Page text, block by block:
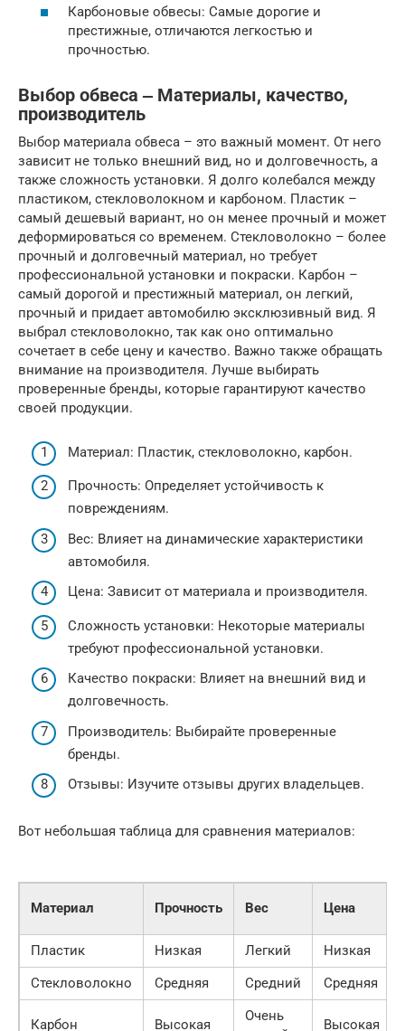
Карбоновые обвесы: Самые дорогие и
престижные, отличаются легкостью и
прочностью.
Выбор обвеса ‒ Материалы, качество,
производитель
Выбор материала обвеса – это важный момент. От него
зависит не только внешний вид, но и долговечность, а
также сложность установки. Я долго колебался между
пластиком, стекловолокном и карбоном. Пластик –
самый дешевый вариант, но он менее прочный и может
деформироваться со временем. Стекловолокно – более
прочный и долговечный материал, но требует
профессиональной установки и покраски. Карбон –
самый дорогой и престижный материал, он легкий,
прочный и придает автомобилю эксклюзивный вид. Я
выбрал стекловолокно, так как оно оптимально
сочетает в себе цену и качество. Важно также обращать
внимание на производителя. Лучше выбирать
проверенные бренды, которые гарантируют качество
своей продукции.
Материал: Пластик, стекловолокно, карбон.
Прочность: Определяет устойчивость к
повреждениям.
Вес: Влияет на динамические характеристики
автомобиля.
Цена: Зависит от материала и производителя.
Сложность установки: Некоторые материалы
требуют профессиональной установки.
Качество покраски: Влияет на внешний вид и
долговечность.
Производитель: Выбирайте проверенные
бренды.
Отзывы: Изучите отзывы других владельцев.
Вот небольшая таблица для сравнения материалов:
Материал Прочность Вес Цена
Пластик
Низкая Легкий Низкая
Стекловолокно
Средняя Средний Средняя
Карбон Высокая
Очень
Высокая